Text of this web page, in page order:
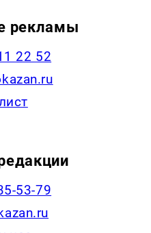
рекламы
22 52
53-79